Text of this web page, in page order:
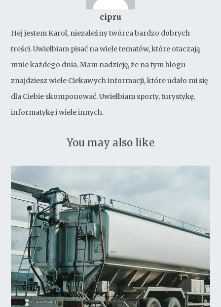
cipru
Hej jestem Karol, niezależny twórca bardzo dobrych
treści. Uwielbiam pisać na wiele tematów, które otaczają
mnie każdego dnia. Mam nadzieję, że na tym blogu
znajdziesz wiele Ciekawych informacji, które udało mi się
dla Ciebie skomponować. Uwielbiam sporty, turystykę,
informatykę i wiele innych.
You may also like